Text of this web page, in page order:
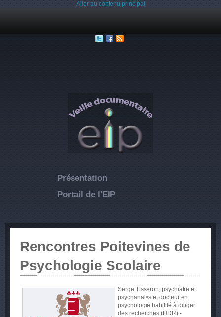
Aller au contenu principal
Présentation
Portail de l'EIP
Rencontres Poitevines de
Psychologie Scolaire
Serge Tisseron, psychiatre et
psychanalyste, docteur en
psychologie habilité à diriger
des recherches (HDR) -